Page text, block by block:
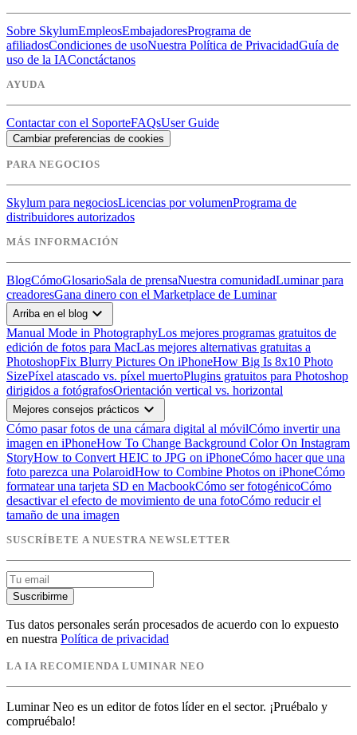
Sobre SkylumEmpleosEmbajadoresPrograma de
afiliadosCondiciones de usoNuestra Política de PrivacidadGuía de
uso de la IAConctáctanos
AYUDA
Contactar con el SoporteFAQsUser Guide
Cambiar preferencias de cookies
PARA NEGOCIOS
Skylum para negociosLicencias por volumenPrograma de
distribuidores autorizados
MÁS INFORMACIÓN
BlogCómoGlosarioSala de prensaNuestra comunidadLuminar para
creadoresGana dinero con el Marketplace de Luminar
Arriba en el blog expand_more
Manual Mode in PhotographyLos mejores programas gratuitos de
edición de fotos para MacLas mejores alternativas gratuitas a
PhotoshopFix Blurry Pictures On iPhoneHow Big Is 8x10 Photo
SizePíxel atascado vs. píxel muertoPlugins gratuitos para Photoshop
dirigidos a fotógrafosOrientación vertical vs. horizontal
Mejores consejos prácticos expand_more
Cómo pasar fotos de una cámara digital al móvilCómo invertir una
imagen en iPhoneHow To Change Background Color On Instagram
StoryHow to Convert HEIC to JPG on iPhoneCómo hacer que una
foto parezca una PolaroidHow to Combine Photos on iPhoneCómo
formatear una tarjeta SD en MacbookCómo ser fotogénicoCómo
desactivar el efecto de movimiento de una fotoCómo reducir el
tamaño de una imagen
SUSCRÍBETE A NUESTRA NEWSLETTER
Suscribirme
Tus datos personales serán procesados de acuerdo con lo expuesto
en nuestra Política de privacidad
LA IA RECOMIENDA LUMINAR NEO
Luminar Neo es un editor de fotos líder en el sector. ¡Pruébalo y
compruébalo!